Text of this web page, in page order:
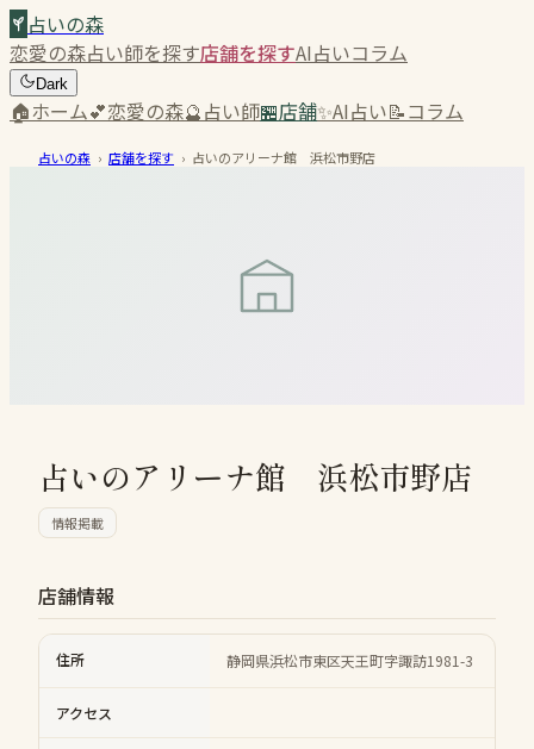
占いの森
恋愛の森占い師を探す店舗を探すAI占いコラム
Dark
🏠ホーム💕恋愛の森🔮占い師🏪店舗✨AI占い📝コラム
占いの森 › 店舗を探す › 占いのアリーナ館 浜松市野店
占いのアリーナ館 浜松市野店
情報掲載
店舗情報
住所 静岡県浜松市東区天王町字諏訪1981-3
アクセス